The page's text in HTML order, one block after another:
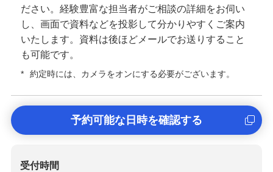
ださい。経験豊富な担当者がご相談の詳細をお伺い
し、画面で資料などを投影して分かりやすくご案内
いたします。資料は後ほどメールでお送りすること
も可能です。
* 約定時には、カメラをオンにする必要がございます。
予約可能な日時を確認する
受付時間